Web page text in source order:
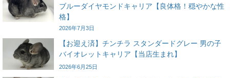
ブルーダイヤモンドキャリア【良体格！穏やかな性
格】
2026年7月3日
【お迎え済】チンチラ スタンダードグレー 男の子
バイオレットキャリア【当店生まれ】
2026年6月25日